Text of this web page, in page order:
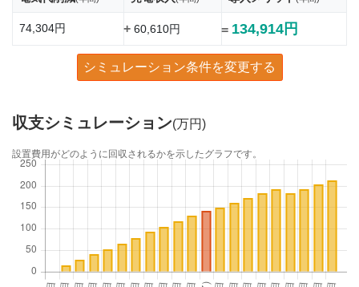
74,304円 +60,610円 = 134,914円
シミュレーション条件を変更する
収支シミュレーション(万円)
設置費用がどのように回収されるかを示したグラフです。